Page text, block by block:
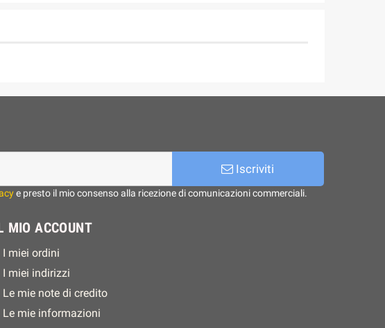
Iscriviti
e presto il mio consenso alla ricezione di comunicazioni commerciali.
MIO ACCOUNT
I miei ordini
I miei indirizzi
Le mie note di credito
Le mie informazioni